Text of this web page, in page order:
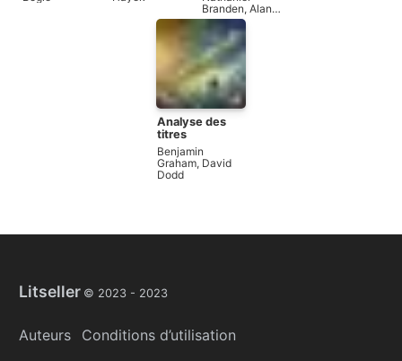
vie
Branden, Alan
Greenspan
Robert Hessen
Analyse des
titres
Benjamin
Graham, David
Dodd
Litseller © 2023 - 2023
Auteurs
Conditions d’utilisation